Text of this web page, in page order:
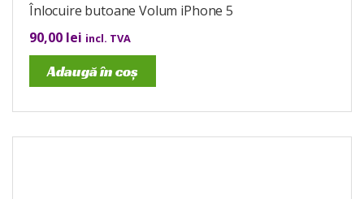
Înlocuire butoane Volum iPhone 5
90,00 lei incl. TVA
Adaugă în coș